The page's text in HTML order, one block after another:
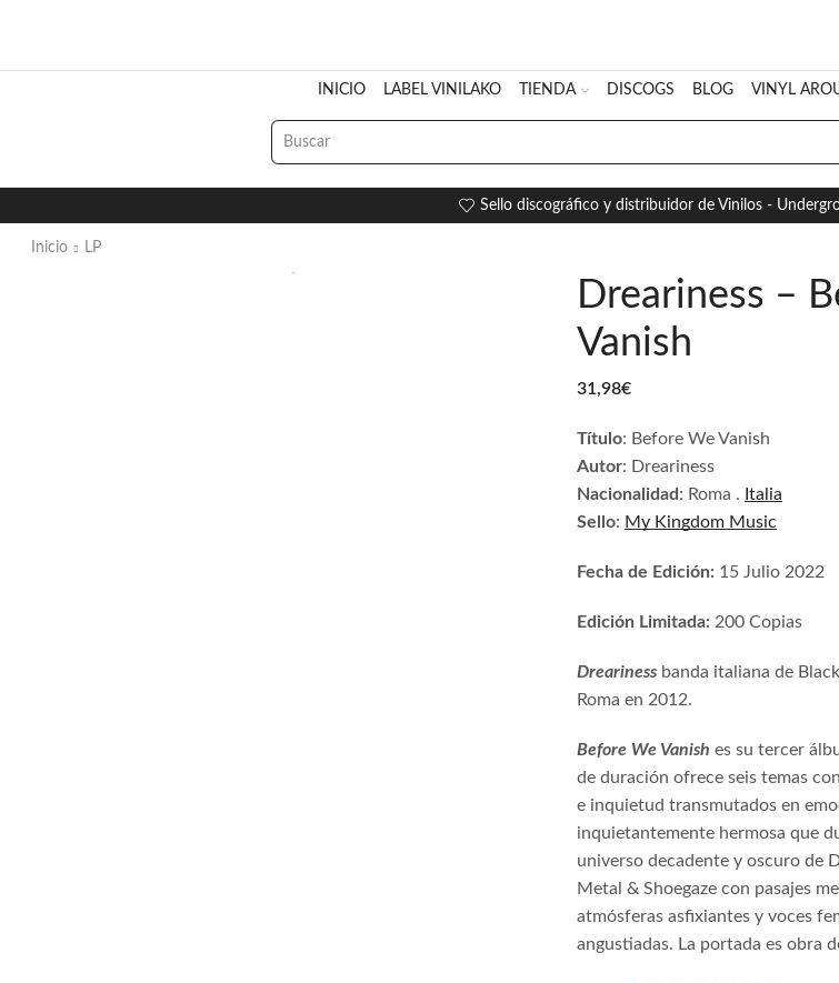
INICIO LABEL VINILAKO TIENDA DISCOGS BLOG VINYL
SEARCH
INPUT
Sello discográfico y distribuidor de Vinilos -
Inicio LP
Dreariness –
Vanish
31,98€
Título: Before We Vanish
Autor: Dreariness
Nacionalidad : Roma . Italia
Sello: My Kingdom Music
Fecha de Edición: 15 Julio 2022
Edición Limitada: 200 Copias
Dreariness banda italiana de
Roma en 2012.
Before We Vanish es su tercer
de duración ofrece seis temas
e inquietud transmutados en
inquietantemente hermosa que
universo decadente y oscuro de
Metal & Shoegaze con pasajes
atmósferas asfixiantes y voces
angustiadas. La portada es obra